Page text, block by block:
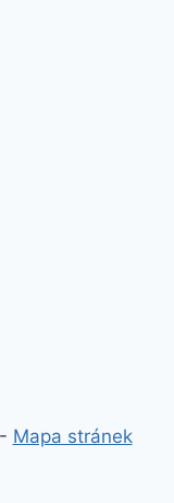
Mapa stránek